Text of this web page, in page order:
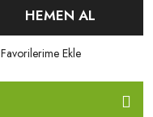
HEMEN AL